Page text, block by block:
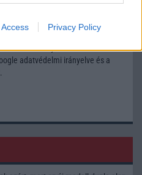
Privacy Policy
ingyenes hírlevelére
TájékoztatótEzt a
adatvédelmi irányelve és a